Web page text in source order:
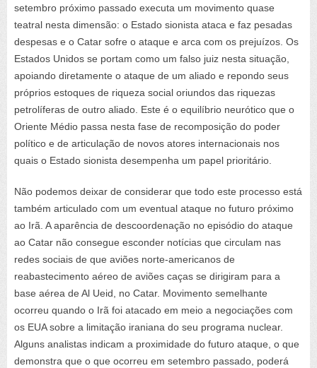
setembro próximo passado executa um movimento quase
teatral nesta dimensão: o Estado sionista ataca e faz pesadas
despesas e o Catar sofre o ataque e arca com os prejuízos. Os
Estados Unidos se portam como um falso juiz nesta situação,
apoiando diretamente o ataque de um aliado e repondo seus
próprios estoques de riqueza social oriundos das riquezas
petrolíferas de outro aliado. Este é o equilíbrio neurótico que o
Oriente Médio passa nesta fase de recomposição do poder
político e de articulação de novos atores internacionais nos
quais o Estado sionista desempenha um papel prioritário.
Não podemos deixar de considerar que todo este processo está
também articulado com um eventual ataque no futuro próximo
ao Irã. A aparência de descoordenação no episódio do ataque
ao Catar não consegue esconder notícias que circulam nas
redes sociais de que aviões norte-americanos de
reabastecimento aéreo de aviões caças se dirigiram para a
base aérea de Al Ueid, no Catar. Movimento semelhante
ocorreu quando o Irã foi atacado em meio a negociações com
os EUA sobre a limitação iraniana do seu programa nuclear.
Alguns analistas indicam a proximidade do futuro ataque, o que
demonstra que o que ocorreu em setembro passado, poderá